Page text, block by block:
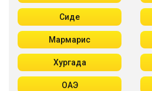
Сиде
Мармарис
Хургада
ОАЭ